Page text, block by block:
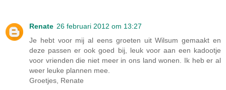
Renate 26 februari 2012 om 13:27
Je hebt voor mij al eens groeten uit Wilsum gemaakt en
deze passen er ook goed bij, leuk voor aan een kadootje
voor vrienden die niet meer in ons land wonen. Ik heb er al
weer leuke plannen mee.
Groetjes, Renate